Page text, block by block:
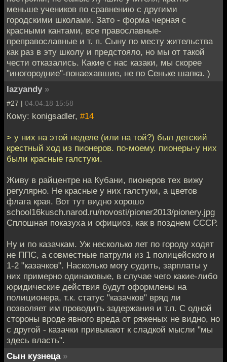
меньше учеников по сравнению с другими
городскими школами. Зато - форма черная с
красными кантами, все православные-
преправославные и т. п. Сыну по месту жительства
как раз в эту школу и предстояло, но мы от такой
чести отказались. Какие с нас казаки, мы скорее
"иногородние"-понаехавшие, не по Сеньке шапка. )
lazyandy »
#27 | 04.04.18 15:58
Кому: konigsadler, #14
> у них на этой неделе (или на той?) был детский
крестный ход из пионеров. по-моему. пионеры-у них
были красные галстуки.
Живу в райцентре на Кубани, пионеров тех вижу
регулярно. Не красные у них галстуки, а цветов
флага края. Вот тут видно хорошо
school16kusch.narod.ru/novosti/pioner2013/pionery.jpg
Сплошная показуха и официоз, как в позднем СССР.
Ну и по казачкам. Уж несколько лет по городу ходят
не ППС, а совместные патрули из 1 полицейского и
1-2 "казачков". Насколько могу судить, зарплаты у
них примерно одинаковые, в случае чего какие-либо
юридические действия будут оформлены на
полиционера, т.к. статус "казачков" вряд ли
позволяет им проводить задержания и т.п. С одной
стороны вроде явного вреда от ряженых не видно, но
с другой - казачки привыкают к сладкой мысли "мы
здесь власть".
Сын кузнеца »